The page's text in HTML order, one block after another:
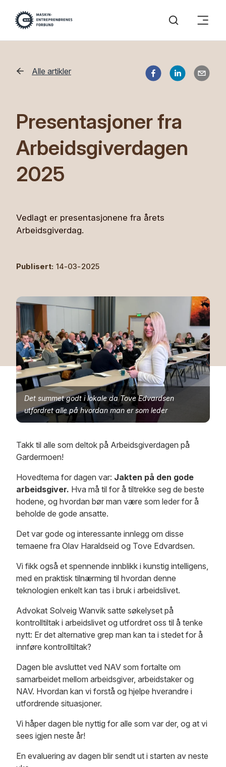
Alle artikler
Presentasjoner fra
Arbeidsgiverdagen
2025
Vedlagt er presentasjonene fra årets
Arbeidsgiverdag.
Publisert: 14-03-2025
Det summet godt i lokale da Tove Edvardsen
utfordret alle på hvordan man er som leder
Takk til alle som deltok på Arbeidsgiverdagen på
Gardermoen!
Hovedtema for dagen var: Jakten på den gode
arbeidsgiver. Hva må til for å tiltrekke seg de beste
hodene, og hvordan bør man være som leder for å
beholde de gode ansatte.
Det var gode og interessante innlegg om disse
temaene fra Olav Haraldseid og Tove Edvardsen.
Vi fikk også et spennende innblikk i kunstig intelligens,
med en praktisk tilnærming til hvordan denne
teknologien enkelt kan tas i bruk i arbeidslivet.
Advokat Solveig Wanvik satte søkelyset på
kontrolltiltak i arbeidslivet og utfordret oss til å tenke
nytt: Er det alternative grep man kan ta i stedet for å
innføre kontrolltiltak?
Dagen ble avsluttet ved NAV som fortalte om
samarbeidet mellom arbeidsgiver, arbeidstaker og
NAV. Hvordan kan vi forstå og hjelpe hverandre i
utfordrende situasjoner.
Vi håper dagen ble nyttig for alle som var der, og at vi
sees igjen neste år!
En evaluering av dagen blir sendt ut i starten av neste